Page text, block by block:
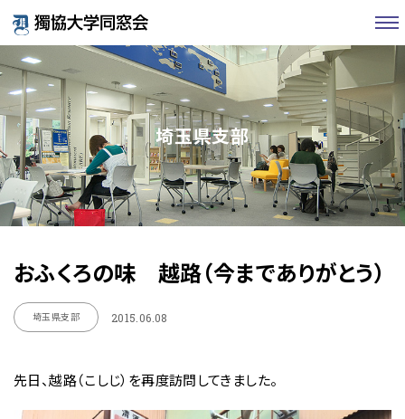
埼玉県支部
おふくろの味 越路（今までありがとう）
埼玉県支部 2015.06.08
先日、越路（こしじ）を再度訪問してきました。